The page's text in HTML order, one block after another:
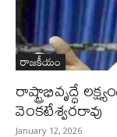
రాజకీయం
రాష్ట్రాభివృద్ధే
వెంకటేశ్వరరావు
January 12, 2026